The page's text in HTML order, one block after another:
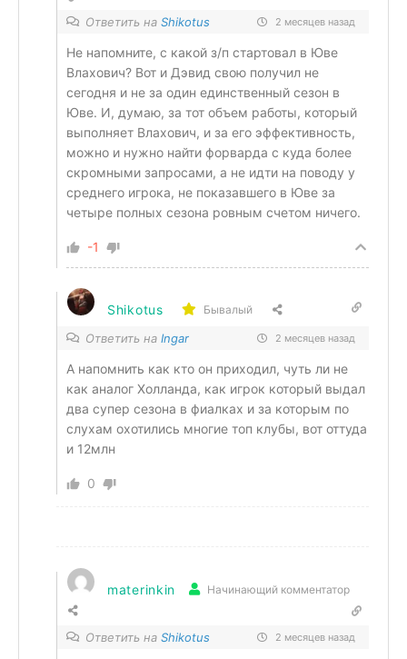
Ответить на Shikotus 2 месяцев назад
Не напомните, с какой з/п стартовал в Юве
Влахович? Вот и Дэвид свою получил не
сегодня и не за один единственный сезон в
Юве. И, думаю, за тот объем работы, который
выполняет Влахович, и за его эффективность,
можно и нужно найти форварда с куда более
скромными запросами, а не идти на поводу у
среднего игрока, не показавшего в Юве за
четыре полных сезона ровным счетом ничего.
-1
Shikotus Бывалый
Ответить на Ingar 2 месяцев назад
А напомнить как кто он приходил, чуть ли не
как аналог Холланда, как игрок который выдал
два супер сезона в фиалках и за которым по
слухам охотились многие топ клубы, вот оттуда
и 12млн
0
materinkin Начинающий комментатор
Ответить на Shikotus 2 месяцев назад